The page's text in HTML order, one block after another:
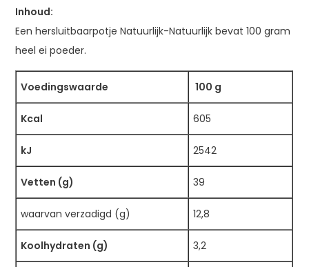
Inhoud:
Een hersluitbaarpotje Natuurlijk-Natuurlijk bevat 100 gram
heel ei poeder.
Voedingswaarde 100 g
Kcal 605
kJ 2542
Vetten (g) 39
waarvan verzadigd (g) 12,8
Koolhydraten (g) 3,2